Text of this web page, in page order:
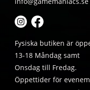
Fysiska butiken är
13-18 Måndag samt
Onsdag till Fredag.
Öppettider för